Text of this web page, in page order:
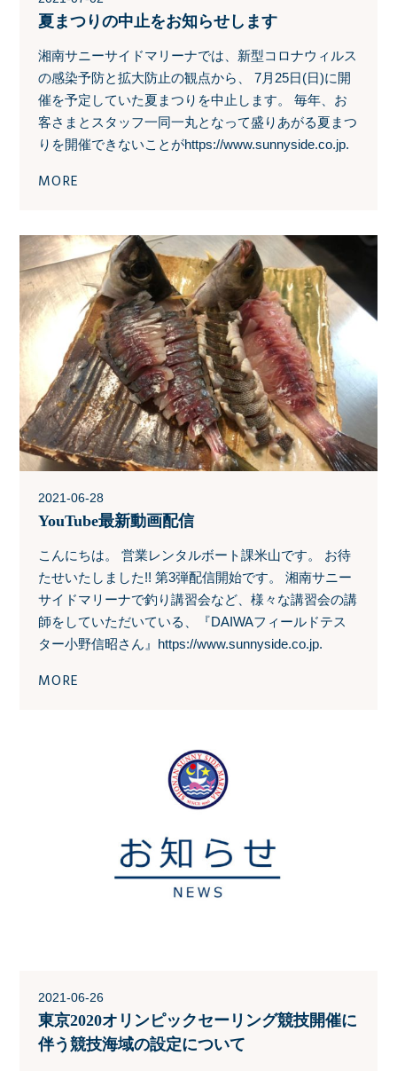
夏まつりの中止をお知らせします
湘南サニーサイドマリーナでは、新型コロナウィルス
の感染予防と拡大防止の観点から、 7月25日(日)に開
催を予定していた夏まつりを中止します。 毎年、お
客さまとスタッフ一同一丸となって盛りあがる夏まつ
りを開催できないことがhttps://www.sunnyside.co.jp.
MORE
2021-06-28
YouTube最新動画配信
こんにちは。 営業レンタルボート課米山です。 お待
たせいたしました!! 第3弾配信開始です。 湘南サニー
サイドマリーナで釣り講習会など、様々な講習会の講
師をしていただいている、『DAIWAフィールドテス
ター小野信昭さん』https://www.sunnyside.co.jp.
MORE
2021-06-26
東京2020オリンピックセーリング競技開催に
伴う競技海域の設定について